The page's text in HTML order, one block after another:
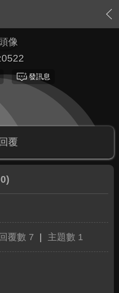
發訊息
回覆
回覆數 7 主題數 1